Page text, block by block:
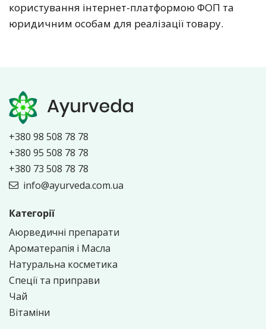
користування інтернет-платформою ФОП та
юридичним особам для реалізації товару.
+380 98 508 78 78
+380 95 508 78 78
+380 73 508 78 78
info@ayurveda.com.ua
Категорії
Аюрведичні препарати
Ароматерапія і Масла
Натуральна косметика
Спеції та приправи
Чай
Вітаміни